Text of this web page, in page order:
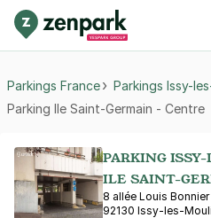
Parkings France
Parkings Issy-
Parking Ile Saint-Germain - Centre
PARKING
ILE SAINT-
8 allée Louis Bonnier
92130 Issy-les-